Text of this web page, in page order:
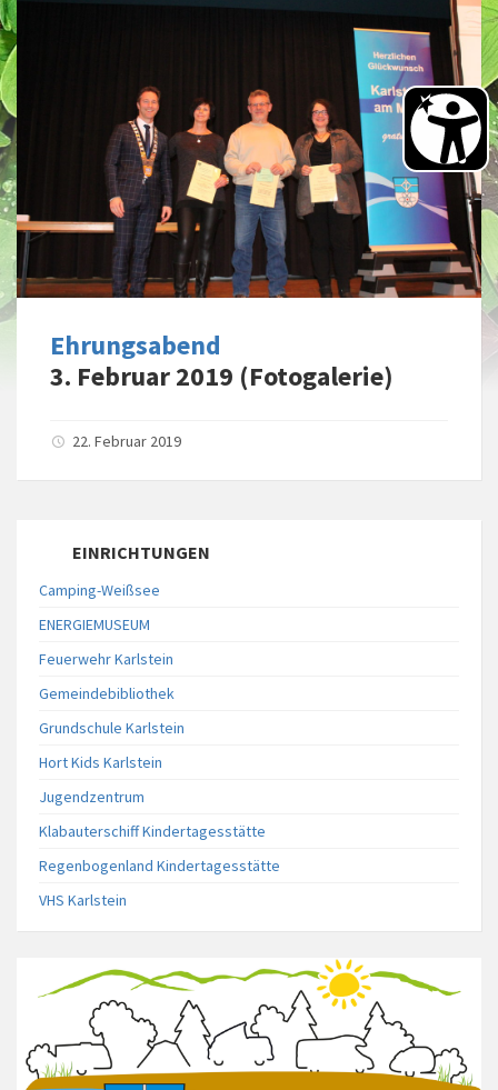
Ehrungsabend
3. Februar 2019 (Fotogalerie)
22. Februar 2019
EINRICHTUNGEN
Camping-Weißsee
ENERGIEMUSEUM
Feuerwehr Karlstein
Gemeindebibliothek
Grundschule Karlstein
Hort Kids Karlstein
Jugendzentrum
Klabauterschiff Kindertagesstätte
Regenbogenland Kindertagesstätte
VHS Karlstein